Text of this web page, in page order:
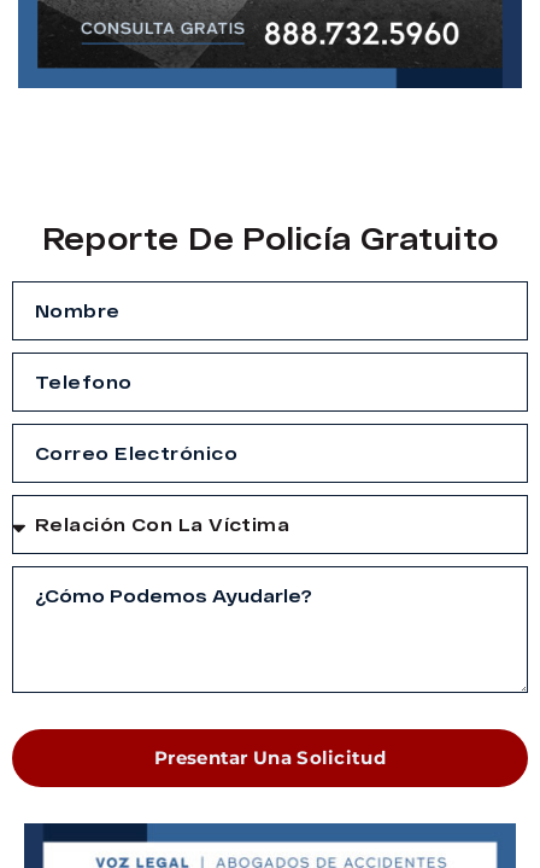
Reporte De Policía Gratuito
Presentar Una Solicitud